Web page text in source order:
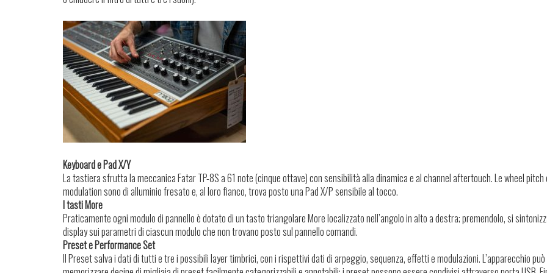
Keyboard e Pad X/Y
La tastiera sfrutta la meccanica Fatar TP-8S a 61 note (cinque ottave) con sensibilità alla dinamica e al channel aftertouch. Le wheel pitch
modulation sono di alluminio fresato e, al loro fianco, trova posto una Pad X/P sensibile al tocco.
I tasti More
Praticamente ogni modulo di pannello è dotato di un tasto triangolare More localizzato nell’angolo in alto a destra; premendolo, si
display sui parametri di ciascun modulo che non trovano posto sul pannello comandi.
Preset e Performance Set
Il Preset salva i dati di tutti e tre i possibili layer timbrici, con i rispettivi dati di arpeggio, sequenza, effetti e modulazioni. L’apparecchio può